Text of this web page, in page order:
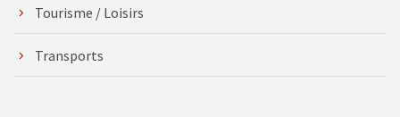
Tourisme / Loisirs
Transports